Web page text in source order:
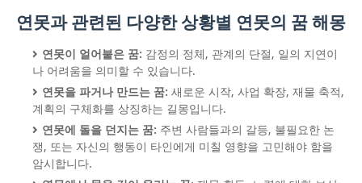
연못과 관련된 다양한 상황별 연못의 꿈 해몽
연못이 얼어붙은 꿈: 감정의 정체, 관계의 단절, 일의 지연이
나 어려움을 의미할 수 있습니다.
연못을 파거나 만드는 꿈: 새로운 시작, 사업 확장, 재물 축적,
계획의 구체화를 상징하는 길몽입니다.
연못에 돌을 던지는 꿈: 주변 사람들과의 갈등, 불필요한 논
쟁, 또는 자신의 행동이 타인에게 미칠 영향을 고민해야 함을
암시합니다.